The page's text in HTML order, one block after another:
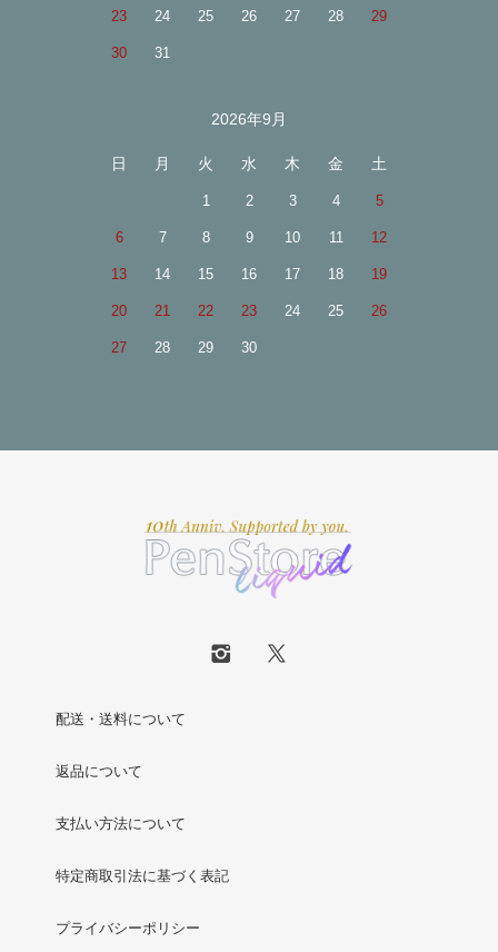
23 24 25 26 27 28 29
30 31
2026年9月
日 月 火 水 木 金 土
1 2 3 4 5
6 7 8 9 10 11 12
13 14 15 16 17 18 19
20 21 22 23 24 25 26
27 28 29 30
配送・送料について
返品について
支払い方法について
特定商取引法に基づく表記
プライバシーポリシー